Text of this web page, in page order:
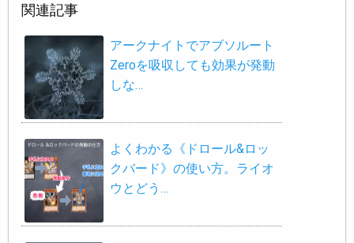
関連記事
アークナイトでアブソルート
Zeroを吸収しても効果が発動
しな…
よくわかる《ドロール&ロッ
クバード》の使い方。ライオ
ウとどう…